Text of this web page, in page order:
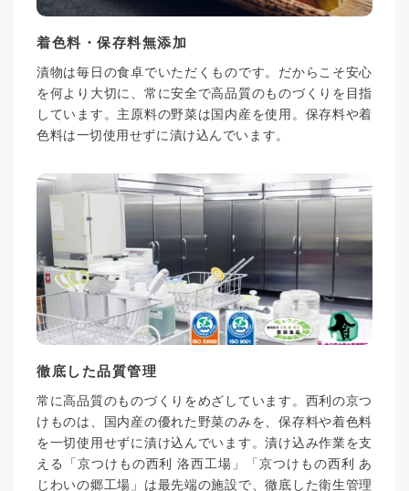
着色料・保存料無添加
漬物は毎日の食卓でいただくものです。だからこそ安心
を何より大切に、常に安全で高品質のものづくりを目指
しています。主原料の野菜は国内産を使用。保存料や着
色料は一切使用せずに漬け込んでいます。
徹底した品質管理
常に高品質のものづくりをめざしています。西利の京つ
けものは、国内産の優れた野菜のみを、保存料や着色料
を一切使用せずに漬け込んでいます。漬け込み作業を支
える「京つけもの西利 洛西工場」「京つけもの西利 あ
じわいの郷工場」は最先端の施設で、徹底した衛生管理